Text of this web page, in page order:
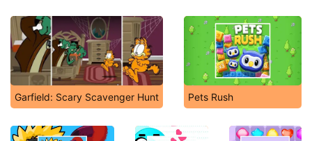
Garfield: Scary Scavenger Hunt Pets Rush